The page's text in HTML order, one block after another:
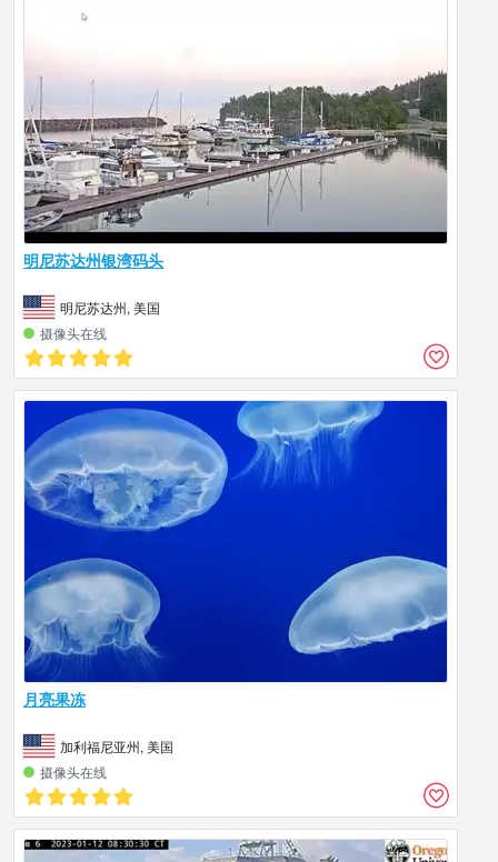
明尼苏达州银湾码头
明尼苏达州, 美国
摄像头在线
月亮果冻
加利福尼亚州, 美国
摄像头在线